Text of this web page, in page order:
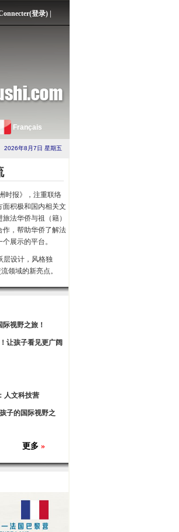
登录)
Français
2026年8月7日 星期五
时报》，注重联络
面积极和国内相关文
法华侨与祖（籍）
作，帮助华侨了解法
展示的平台。
层设计，风格独
领域的新亮点。
视野之旅！
让孩子看见更广阔
人文科技营
子的国际视野之
更多 »